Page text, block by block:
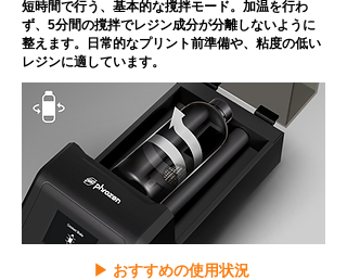
​短時間で行う、基本的な撹拌モード。加温を行わ
ず、5分間の撹拌でレジン成分が分離しないように
整えます。日常的なプリント前準備や、粘度の低い
レジンに適しています。
▶︎ おすすめの使用状況